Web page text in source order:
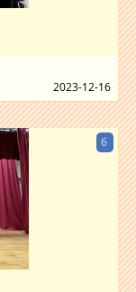
2023-12-16
6